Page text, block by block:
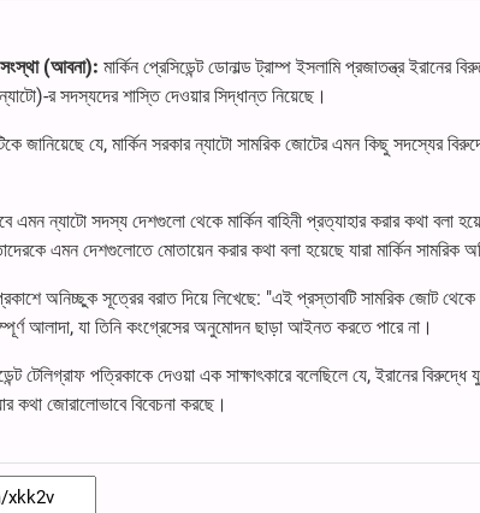
(আবনা): মার্কিন প্রেসিডেন্ট ডোনাল্ড ট্রাম্প ইসলামি প্রজাতন্ত্র
র সদস্যদের শাস্তি দেওয়ার সিদ্ধান্ত নিয়েছে।
জানিয়েছে যে, মার্কিন সরকার ন্যাটো সামরিক জোটের এমন কিছু সদস্যের
এমন ন্যাটো সদস্য দেশগুলো থেকে মার্কিন বাহিনী প্রত্যাহার করার কথা বলা
এমন দেশগুলোতে মোতায়েন করার কথা বলা হয়েছে যারা মার্কিন সামরিক
অনিচ্ছুক সূত্রের বরাত দিয়ে লিখেছে: "এই প্রস্তাবটি সামরিক জোট থেকে
আলাদা, যা তিনি কংগ্রেসের অনুমোদন ছাড়া আইনত করতে পারে না।
টেলিগ্রাফ পত্রিকাকে দেওয়া এক সাক্ষাৎকারে বলেছিলে যে, ইরানের
কথা জোরালোভাবে বিবেচনা করছে।